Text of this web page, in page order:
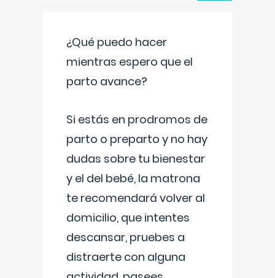
¿Qué puedo hacer
mientras espero que el
parto avance?
Si estás en prodromos de
parto o preparto y no hay
dudas sobre tu bienestar
y el del bebé, la matrona
te recomendará volver al
domicilio, que intentes
descansar, pruebes a
distraerte con alguna